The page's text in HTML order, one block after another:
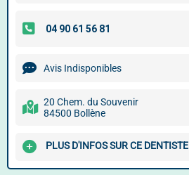
Avis Indisponibles
20 Chem. du Souvenir
84500 Bollène
PLUS D'INFOS SUR CE DENTISTE